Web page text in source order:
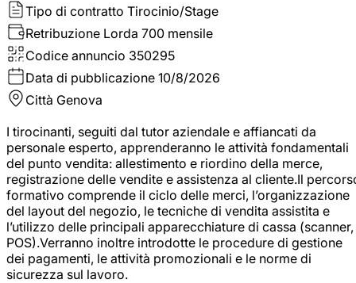
Tipo di contratto Tirocinio/Stage
Retribuzione Lorda 700 mensile
Codice annuncio 350295
Data di pubblicazione 10/8/2026
Città Genova
I tirocinanti, seguiti dal tutor aziendale e affiancati da
personale esperto, apprenderanno le attività fondamentali
del punto vendita: allestimento e riordino della merce,
registrazione delle vendite e assistenza al cliente.Il
formativo comprende il ciclo delle merci, l’organizzazione
del layout del negozio, le tecniche di vendita assistita e
l’utilizzo delle principali apparecchiature di cassa (scanner,
POS).Verranno inoltre introdotte le procedure di gestione
dei pagamenti, le attività promozionali e le norme di
sicurezza sul lavoro.